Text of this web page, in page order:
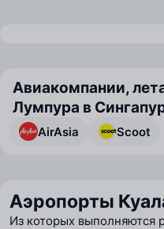
Авиакомпании,
Лумпура в
AirAsia Scoot
Аэропорты
Из которых выполняются